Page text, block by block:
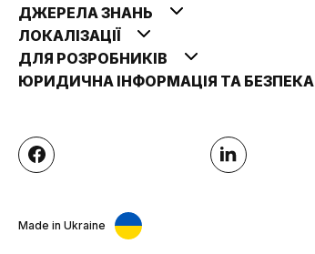
ДЖЕРЕЛА ЗНАНЬ
ЛОКАЛІЗАЦІЇ
ДЛЯ РОЗРОБНИКІВ
ЮРИДИЧНА ІНФОРМАЦІЯ ТА БЕЗПЕКА
Made in Ukraine